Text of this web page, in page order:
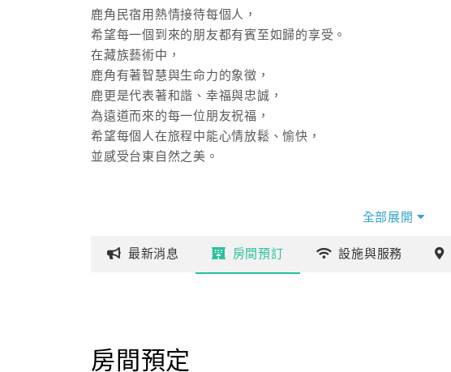
鹿角民宿用熱情接待每個人，
希望每一個到來的朋友都有賓至如歸的享受。
在藏族藝術中，
鹿角有著智慧與生命力的象徵，
鹿更是代表著和諧、幸福與忠誠，
為遠道而來的每一位朋友祝福，
希望每個人在旅程中能心情放鬆、愉快，
並感受台東自然之美。
全部展開
最新消息 房間預訂 設施與服務
房間預定